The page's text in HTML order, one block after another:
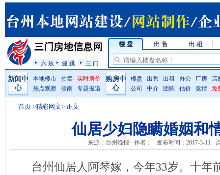
六 敖 健 跳 三 门
楼 盘 出 售 出 租
新闻中
心
本地楼市 拍卖
实时房价
热点观察
指南 专题报道
购房中
心
楼盘 出售 出租 办公 厂房
店
公司
中介 团购 估价 竞猜 免
首页 >精彩网文> 正文
仙居少妇隐瞒婚姻和
来源：台州晚报 作者： 发布时间：2017-3-11
台州仙居人阿琴嫁，今年33岁。十年